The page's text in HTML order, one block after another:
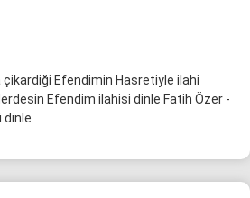
Efendimin Hasretiyle ilahi
Efendim ilahisi dinle Fatih Özer -
dinle